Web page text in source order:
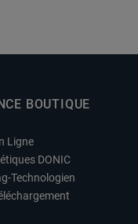
BOUTIQUE
Ligne
DONIC
Technologien